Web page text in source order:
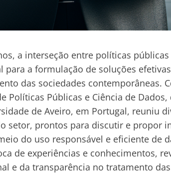
a interseção entre políticas
para a formulação de soluções
das sociedades contemporâneas.
Políticas Públicas e Ciência de
de Aveiro, em Portugal, reuniu
setor, prontos para discutir e propor
do uso responsável e eficiente de
de experiências e conhecimentos,
e da transparência no tratamento